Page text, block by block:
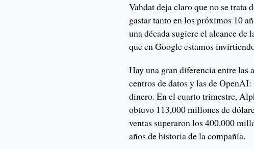
Vahdat deja claro que no se trata
gastar tanto en los próximos 10
una década sugiere el alcance de
que en Google estamos
Hay una gran diferencia entre las
centros de datos y las de
dinero. En el cuarto trimestre,
obtuvo 113,000 millones de
ventas superaron los 400,000
años de historia de la compañía.